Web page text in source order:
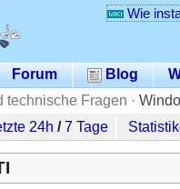
Wie
Forum Blog
technische Fragen ·
24h /7 Tage